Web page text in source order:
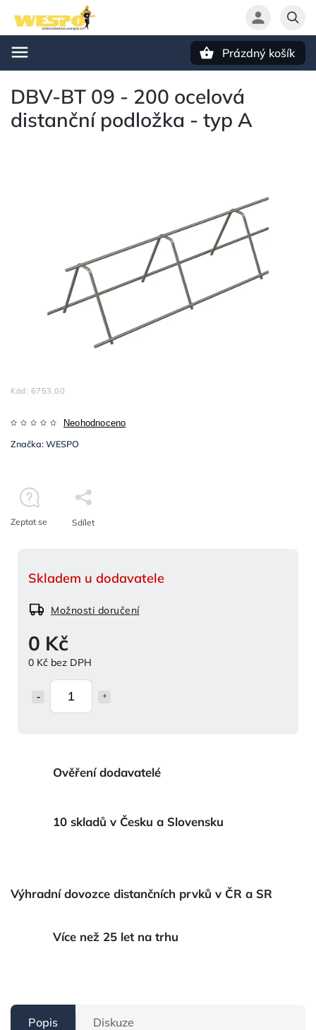
Prázdný košík
DBV-BT 09 - 200 ocelová
distanční podložka - typ A
Kód: 6753.00
Neohodnoceno
Značka:WESPO
0 Kč
0 Kč bez DPH
Skladem u dodavatele
Možnosti doručení
Zeptat se Sdílet
Ověření dodavatelé
10 skladů v Česku a Slovensku
Výhradní dovozce distančních prvků v ČR a SR
Více než 25 let na trhu
Popis Diskuze